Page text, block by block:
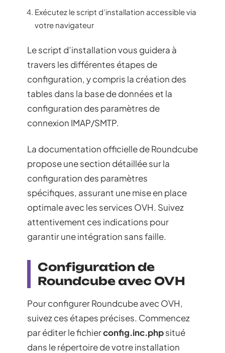
Exécutez le script d’installation accessible via
votre navigateur
Le script d’installation vous guidera à
travers les différentes étapes de
configuration, y compris la création des
tables dans la base de données et la
configuration des paramètres de
connexion IMAP/SMTP.
La documentation officielle de Roundcube
propose une section détaillée sur la
configuration des paramètres
spécifiques, assurant une mise en place
optimale avec les services OVH. Suivez
attentivement ces indications pour
garantir une intégration sans faille.
Configuration de
Roundcube avec OVH
Pour configurer Roundcube avec OVH,
suivez ces étapes précises. Commencez
par éditer le fichierconfig.inc.phpsitué
dans le répertoire de votre installation